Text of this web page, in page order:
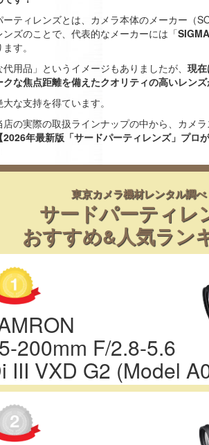
ーティレンズとは、カメラ本体のメーカー（
ズのことで、代表的なメーカーには「
す。
用品」というイメージもありましたが、 現
な焦点距離を備えたクオリティの高いレンズ
な支持を得ています。
店の実際の取扱ラインナップの中から、カメ
【2026年最新版「サードパーティレンズ」プロ
東京カメラ機材レンタル調べ
サードパーティレ
おすすめ&人気ラン
200mm F/2.8-5.6
III VXD G2 (Model